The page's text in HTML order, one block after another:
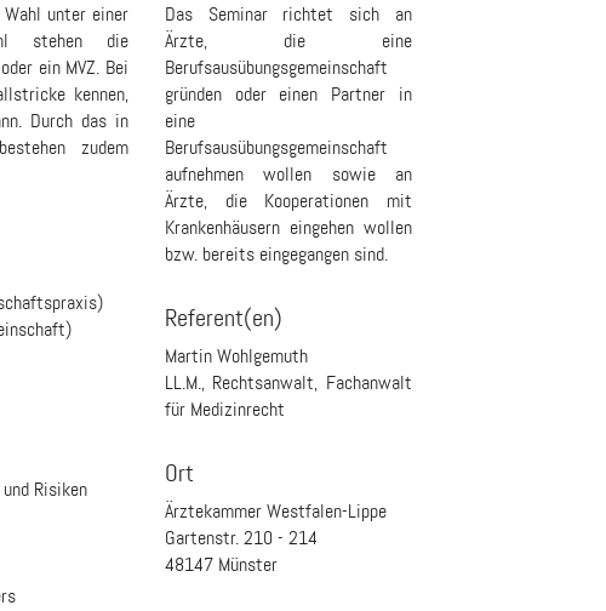
unter einer
stehen die
ein MVZ. Bei
kennen,
Durch das in
zudem
Risiken
Das Seminar richtet sich an
Ärzte, die eine
Berufsausübungsgemeinschaft
gründen oder einen Partner in
eine
Berufsausübungsgemeinschaft
aufnehmen wollen sowie an
Ärzte, die Kooperationen mit
Krankenhäusern eingehen wollen
bzw. bereits eingegangen sind.
Referent(en)
Martin Wohlgemuth
LL.M., Rechtsanwalt, Fachanwalt
für Medizinrecht
Ort
Ärztekammer Westfalen-Lippe
Gartenstr. 210 - 214
48147 Münster